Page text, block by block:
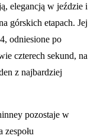
elegancją w jeździe i
górskich etapach. Jej
odniesione po
czterech sekund, na
z najbardziej
pozostaje w
zespołu